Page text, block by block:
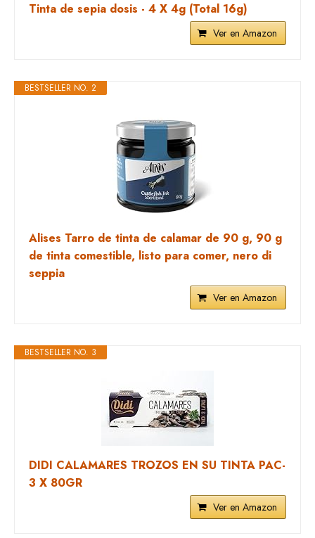
Tinta de sepia dosis - 4 X 4g (Total 16g)
Ver en Amazon
BESTSELLER NO. 2
Alises Tarro de tinta de calamar de 90 g, 90 g
de tinta comestible, listo para comer, nero di
seppia
Ver en Amazon
BESTSELLER NO. 3
DIDI CALAMARES TROZOS EN SU TINTA PAC-
3 X 80GR
Ver en Amazon